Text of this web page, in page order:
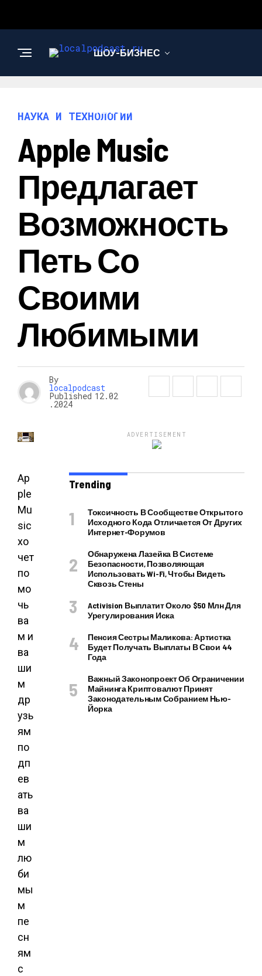
ШОУ-БИЗНЕС
ТЕХНОЛОГИИ
НАУКА И ТЕХНОЛОГИИ
Apple Music
Предлагает
Возможность
Петь Со
Своими
Любимыми
By
localpodcast
Published 12.02
.2024
Ap
ple
Mu
sic
хо
чет
по
мо
чь
ва
м и
ва
ши
м
др
узь
ям
по
дп
ев
ать
ва
ши
м
лю
би
мы
м
пе
сн
ям
с
ADVERTISEMENT
Trending
Токсичность В Сообществе Открытого
Исходного Кода Отличается От Других
Интернет-Форумов
Обнаружена Лазейка В Системе
Безопасности, Позволяющая
Использовать Wi-Fi, Чтобы Видеть
Сквозь Стены
Activision Выплатит Около $50 Млн Для
Урегулирования Иска
Пенсия Сестры Маликова: Артистка
Будет Получать Выплаты В Свои 44
Года
Важный Законопроект Об Ограничении
Майнинга Криптовалют Принят
Законодательным Собранием Нью-
Йорка